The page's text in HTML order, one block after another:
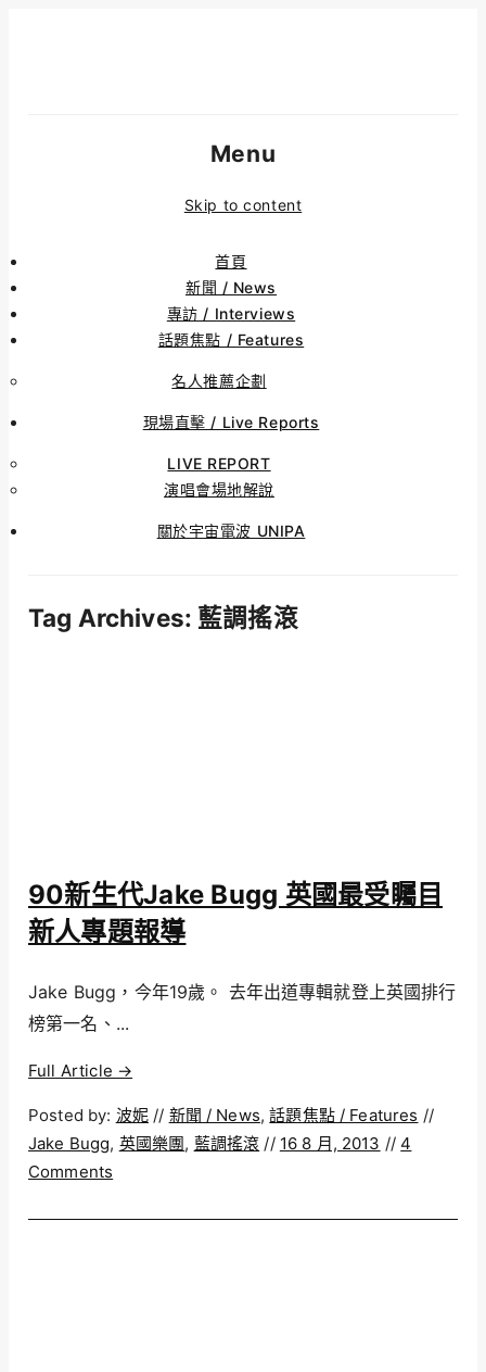
Menu
Skip to content
首頁
新聞 / News
專訪 / Interviews
話題焦點 / Features
名人推薦企劃
現場直擊 / Live Reports
LIVE REPORT
演唱會場地解說
關於宇宙電波 UNIPA
Tag Archives: 藍調搖滾
90新生代Jake Bugg 英國最受矚目
新人專題報導
Jake Bugg，今年19歲。 去年出道專輯就登上英國排行
榜第一名、...
Full Article →
Posted by: 波妮 // 新聞 / News,話題焦點 / Features //
Jake Bugg, 英國樂團, 藍調搖滾 // 16 8 月, 2013 //4
Comments